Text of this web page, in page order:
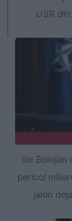
USR
Ilie Bolojan
pericol
jalon